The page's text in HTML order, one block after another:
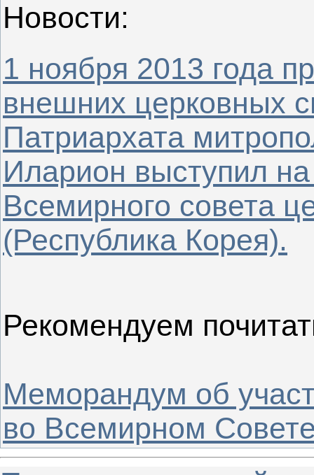
Новости:
1 ноября 2013 года
внешних церковных
Патриархата
Иларион выступил
Всемирного совета
(Республика Корея).
Рекомендуем
Меморандум об
во Всемирном